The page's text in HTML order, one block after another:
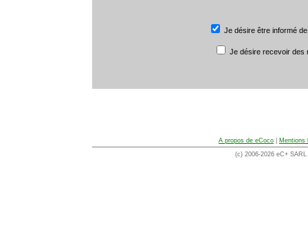
Je désire être informé
Je désire recevoir des
A propos de eCoco
Mentions
(c) 2006-2026 eC+